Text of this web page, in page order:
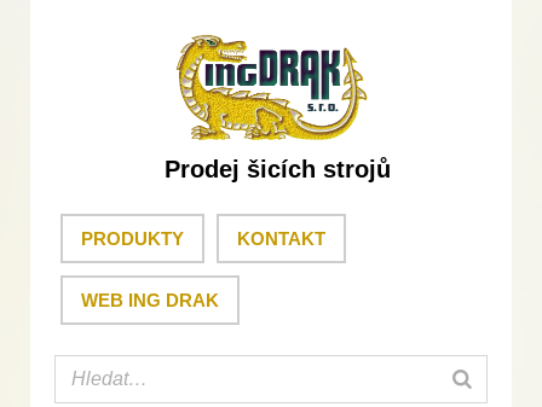
Prodej šicích strojů
PRODUKTY KONTAKT
WEB ING DRAK